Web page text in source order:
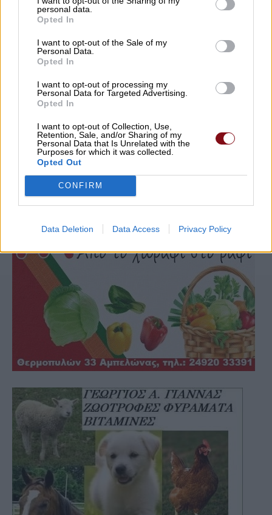
personal data.
Opted In
I want to opt-out of the Sale of my
Personal Data.
Opted In
I want to opt-out of processing my
Personal Data for Targeted Advertising.
Opted In
I want to opt-out of Collection, Use,
Retention, Sale, and/or Sharing of my
Personal Data that Is Unrelated with the
Purposes for which it was collected.
Opted Out
CONFIRM
Data Deletion Data Access Privacy Policy